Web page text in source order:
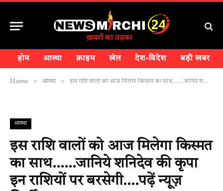
होम आस्था क्राइम खेल देश-विदेश बड़ी खबर
Home » आस्था » इस राशि वालों को आज मिलेगा किस्मत का साथ……जानिये शनिदेव की कृपा इन राशियों पर बरसेगी….पढ़ें न्यूज़ मिर्ची-24
आस्था
इस राशि वालों को आज मिलेगा किस्मत
का साथ……जानिये शनिदेव की कृपा
इन राशियों पर बरसेगी….पढ़ें न्यूज़